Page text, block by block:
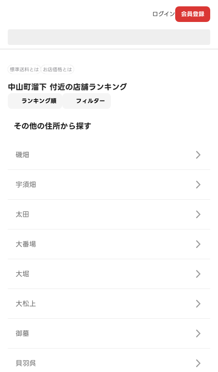
ログイン 会員登録
標準送料とは お店価格とは
中山町溜下 付近の店舗ランキング
ランキング順 フィルター
その他の住所から探す
磯畑
宇須畑
太田
大番場
大堀
大松上
御墓
貝羽呉